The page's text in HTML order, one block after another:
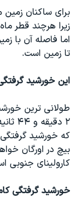
برای ساکنان زمین
تا زمین است.
این خورشید
طولانی ترین
۲
که خورشید
بیچ در اورگان
کارولینای جنوبی
خورشید گرفتگی